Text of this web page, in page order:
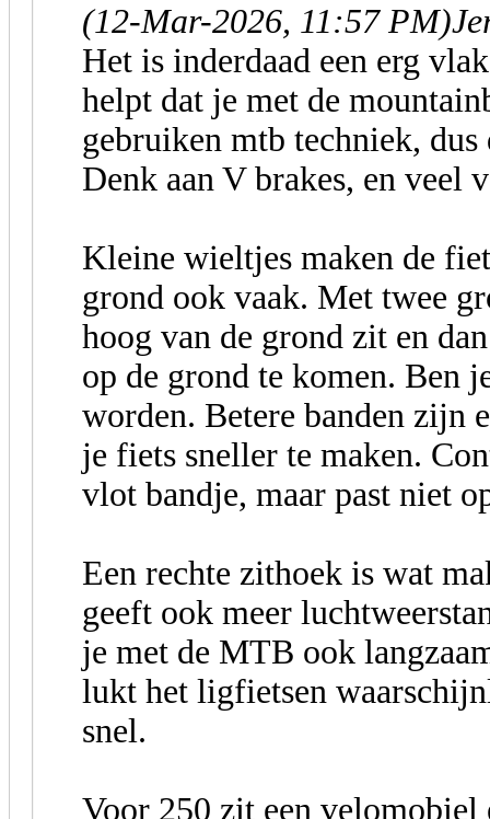
(12-Mar-2026, 11:57 PM)
Het is inderdaad een erg
helpt dat je met de
gebruiken mtb techniek, dus
Denk aan V brakes, en veel
Kleine wieltjes maken de
grond ook vaak. Met twee
hoog van de grond zit en
op de grond te komen. Ben
worden. Betere banden zijn
je fiets sneller te maken.
vlot bandje, maar past niet
Een rechte zithoek is wat
geeft ook meer
je met de MTB ook
lukt het ligfietsen
snel.
Voor 250 zit een velomobiel